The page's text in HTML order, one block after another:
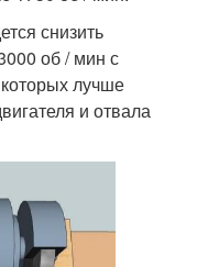
снизить
об / мин с
лучше
и отвала